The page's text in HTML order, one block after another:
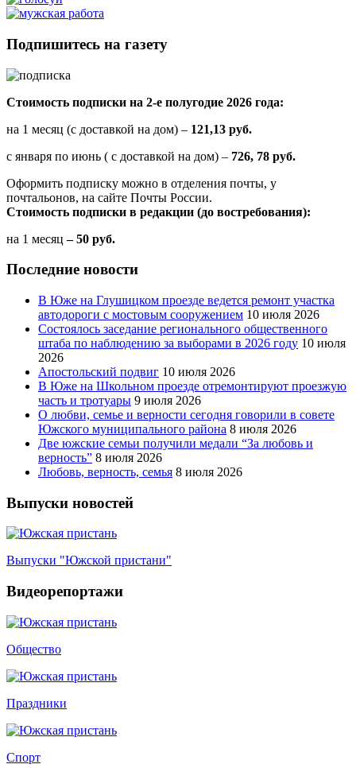
Подпишитесь на газету
Стоимость подписки на 2-е полугодие 2026 года:
на 1 месяц (с доставкой на дом) – 121,13 руб.
с января по июнь ( с доставкой на дом) – 726, 78 руб.
Оформить подписку можно в отделения почты, у
почтальонов, на сайте Почты России.
Стоимость подписки в редакции (до востребования):
на 1 месяц – 50 руб.
Последние новости
В Юже на Глушицком проезде ведется ремонт участка
автодороги с мостовым сооружением 10 июля 2026
Состоялось заседание регионального общественного
штаба по наблюдению за выборами в 2026 году 10 июля
2026
Апостольский подвиг 10 июля 2026
В Юже на Школьном проезде отремонтируют проезжую
часть и тротуары 9 июля 2026
О любви, семье и верности сегодня говорили в совете
Южского муниципального района 8 июля 2026
Две южские семьи получили медали “За любовь и
верность” 8 июля 2026
Любовь, верность, семья 8 июля 2026
Выпуски новостей
Выпуски "Южской пристани"
Видеорепортажи
Общество
Праздники
Спорт